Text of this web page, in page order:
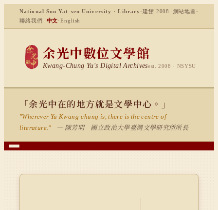
National Sun Yat-sen University · Library ·建館 2008 網站地圖 ·
聯絡我們
中文·English
余光中數位文學館
Kwang-Chung Yu's Digital Archivesest. 2008 · NSYSU
「余光中在的地方就是文學中心。」
"Wherever Yu Kwang-chung is, there is the centre of
literature."
— 陳芳明 國立政治大學臺灣文學研究所所長